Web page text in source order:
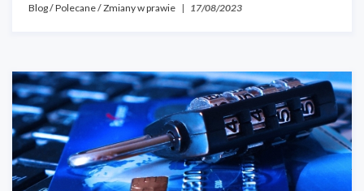
Blog/Polecane/Zmiany w prawie | 17/08/2023